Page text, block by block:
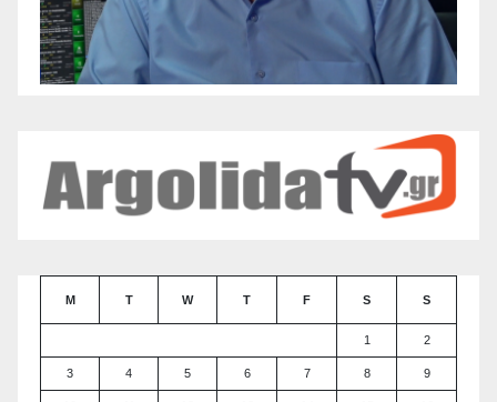
M T W T F S S
1 2
3 4 5 6 7 8 9